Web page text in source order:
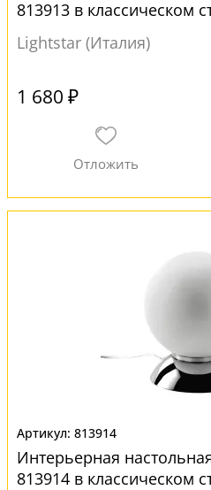
813913 в классическом
Lightstar (Италия)
1 680 ₽
813914
Интерьерная
813914 в классическом